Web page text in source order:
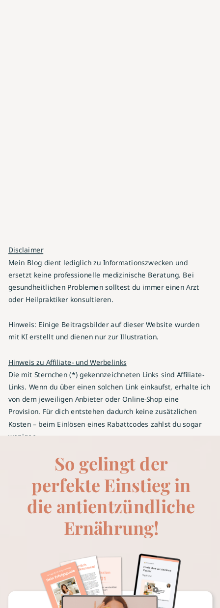
Disclaimer
Mein Blog dient lediglich zu Informationszwecken und
ersetzt keine professionelle medizinische Beratung. Bei
gesundheitlichen Problemen solltest du immer einen Arzt
oder Heilpraktiker konsultieren.
Hinweis: Einige Beitragsbilder auf dieser Website wurden
mit KI erstellt und dienen nur zur Illustration.
Hinweis zu Affiliate- und Werbelinks
Die mit Sternchen (*) gekennzeichneten Links sind Affiliate-
Links. Wenn du über einen solchen Link einkaufst, erhalte ich
von dem jeweiligen Anbieter oder Online-Shop eine
Provision. Für dich entstehen dadurch keine zusätzlichen
Kosten – beim Einlösen eines Rabattcodes zahlst du sogar
weniger.
So gelingt der
perfekte Einstieg in
die antientzündliche
Ernährung!